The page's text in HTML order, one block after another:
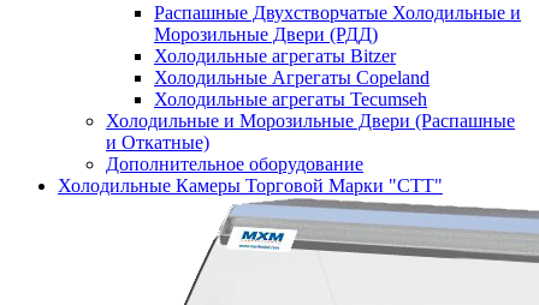
Распашные Двухстворчатые Холодильные и
Морозильные Двери (РДД)
Холодильные агрегаты Bitzer
Холодильные Агрегаты Copeland
Холодильные агрегаты Tecumseh
Холодильные и Морозильные Двери (Распашные
и Откатные)
Дополнительное оборудование
Холодильные Камеры Торговой Марки "СТТ"